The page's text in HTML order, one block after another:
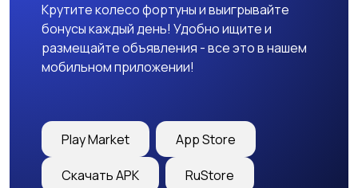
Крутите колесо фортуны и выигрывайте
бонусы каждый день! Удобно ищите и
размещайте объявления - все это в нашем
мобильном приложении!
Play Market App Store
Скачать APK RuStore